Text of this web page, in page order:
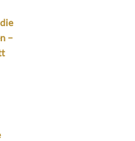
–